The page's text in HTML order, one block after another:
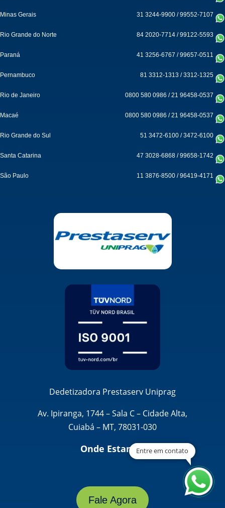
Minas Gerais 31 3244-9900 /99552-7107
Rio Grande do Norte 84 2020-7714 /99122-5593
Paraná 41 3256-6767 /99657-0511
Pernambuco 81 3312-1313 /3312-1325
Rio de Janeiro 0800 580 0986 /21 96458-0537
Macaé 0800 580 0986 /21 96458-0537
Rio Grande do Sul 51 3472-6100 /3472-6100
Santa Catarina 47 3028-6868 /99658-1742
São Paulo 11 3876-8500 /96419-4171
Dedetizadora Prestaserv Uniprag
Av. Ipiranga, 1744 – Sala C – Cidade Alta,
Cuiabá – MT, 78031-030
Onde Estamos
Fale Agora
Entre em contato